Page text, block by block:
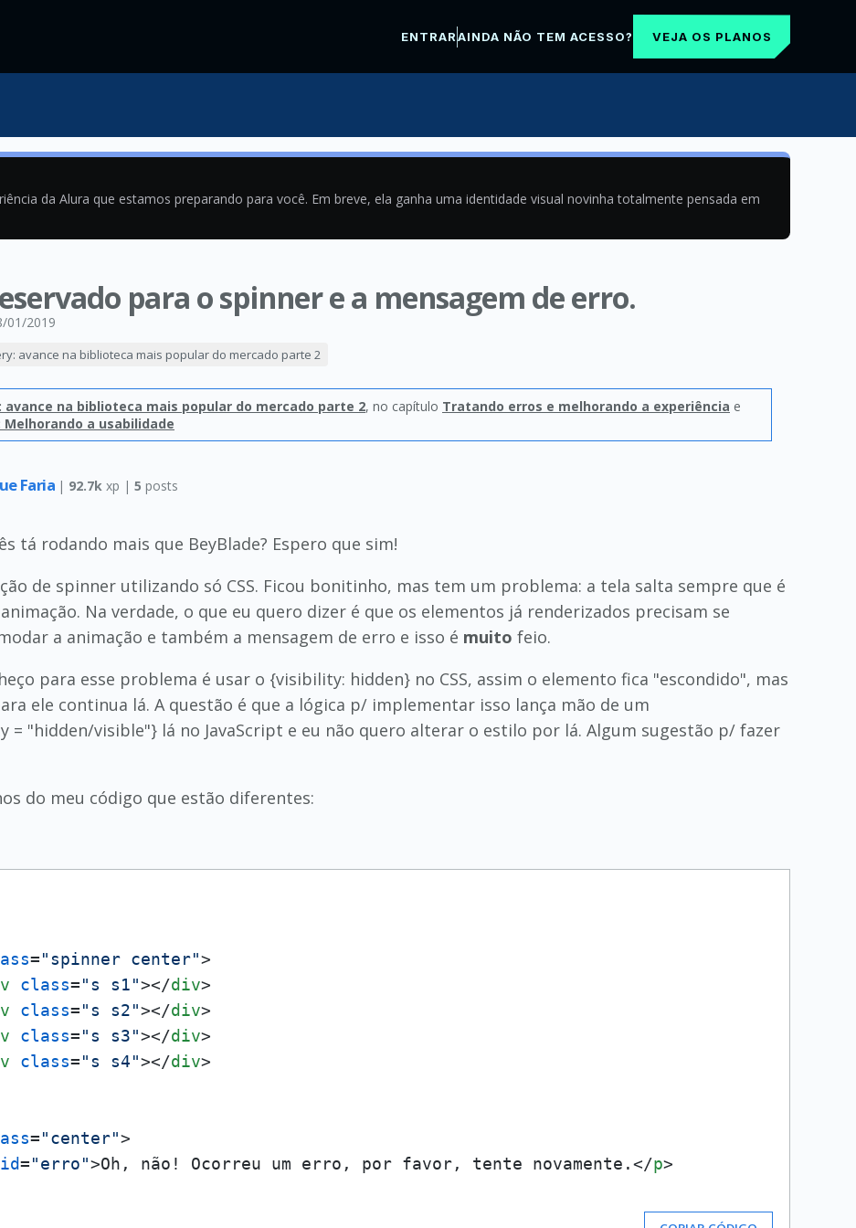
ENTRARAINDA NÃO TEM ACESSO? VEJA OS PLANOS
da Alura que estamos preparando para você. Em breve, ela ganha uma identidade visual novinha totalmente pensada em
para o spinner e a mensagem de erro.
01/2019
avance na biblioteca mais popular do mercado parte 2
avance na biblioteca mais popular do mercado parte 2, no capítulo Tratando erros e melhorando a experiência e
Melhorando a usabilidade
Faria | 92.7k xp |5 posts
tá rodando mais que BeyBlade? Espero que sim!
de spinner utilizando só CSS. Ficou bonitinho, mas tem um problema: a tela salta sempre que é
Na verdade, o que eu quero dizer é que os elementos já renderizados precisam se
a animação e também a mensagem de erro e isso é muito feio.
para esse problema é usar o {visibility: hidden} no CSS, assim o elemento fica "escondido", mas
ele continua lá. A questão é que a lógica p/ implementar isso lança mão de um
= "hidden/visible"} lá no JavaScript e eu não quero alterar o estilo por lá. Algum sugestão p/ fazer
do meu código que estão diferentes:
="spinner center">
class="s s1"></div>
class="s s2"></div>
class="s s3"></div>
class="s s4"></div>
="center">
id="erro">Oh, não! Ocorreu um erro, por favor, tente novamente.</p>